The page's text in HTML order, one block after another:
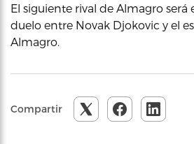
El siguiente rival de Almagro será
duelo entre Novak Djokovic y el
Almagro.
Compartir